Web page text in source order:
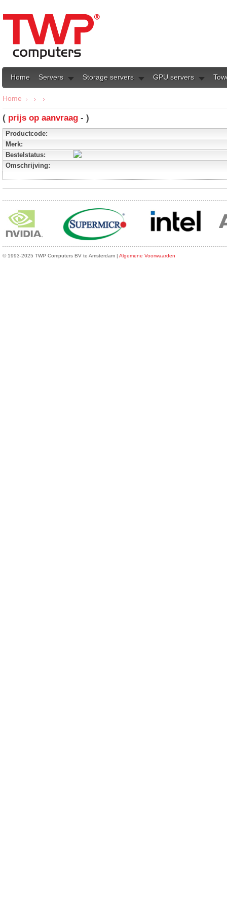
Home Servers Storage servers GPU servers
Home
( prijs op aanvraag - )
Productcode:
Merk:
Bestelstatus:
Omschrijving:
© 1993-2025 TWP Computers BV te Amsterdam | Algemene Voorwaarden